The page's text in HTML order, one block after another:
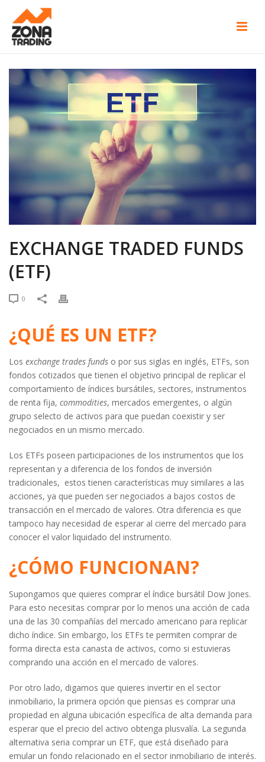
EXCHANGE TRADED FUNDS
(ETF)
0
¿QUÉ ES UN ETF?
Los exchange trades funds o por sus siglas en inglés, ETFs, son
fondos cotizados que tienen el objetivo principal de replicar el
comportamiento de índices bursátiles, sectores, instrumentos
de renta fija, commodities, mercados emergentes, o algún
grupo selecto de activos para que puedan coexistir y ser
negociados en un mismo mercado.
Los ETFs poseen participaciones de los instrumentos que los
representan y a diferencia de los fondos de inversión
tradicionales, estos tienen características muy similares a las
acciones, ya que pueden ser negociados a bajos costos de
transacción en el mercado de valores. Otra diferencia es que
tampoco hay necesidad de esperar al cierre del mercado para
conocer el valor liquidado del instrumento.
¿CÓMO FUNCIONAN?
Supongamos que quieres comprar el índice bursátil Dow Jones.
Para esto necesitas comprar por lo menos una acción de cada
una de las 30 compañías del mercado americano para replicar
dicho índice. Sin embargo, los ETFs te permiten comprar de
forma directa esta canasta de activos, como si estuvieras
comprando una acción en el mercado de valores.
Por otro lado, digamos que quieres invertir en el sector
inmobiliario, la primera opción que piensas es comprar una
propiedad en alguna ubicación específica de alta demanda para
esperar que el precio del activo obtenga plusvalía. La segunda
alternativa seria comprar un ETF, que está diseñado para
emular un fondo relacionado en el sector inmobiliario de interés.